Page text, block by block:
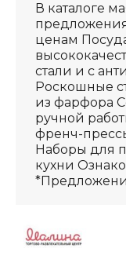
В каталоге
ценам
стали и с
Роскошные
из фарфора
ручной
френч-
Наборы для
кухни